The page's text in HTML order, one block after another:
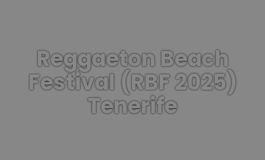
Reggaeton Beach
Festival (RBF 2025)
Tenerife